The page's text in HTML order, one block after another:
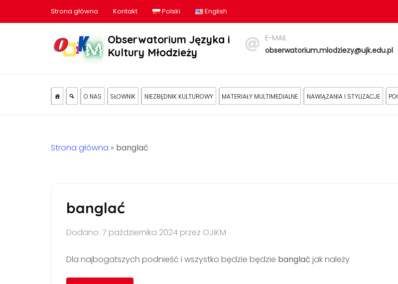
Strona główna Kontakt Polski English
Obserwatorium Języka i
Kultury Młodzieży
E-MAIL
obserwatorium.mlodziezy@ujk.edu.pl
O NAS SŁOWNIK NIEZBĘDNIK KULTUROWY MATERIAŁY MULTIMEDIALNE NAWIĄZANIA I STYLIZACJE
Strona główna » banglać
banglać
Dodano: 7 października 2024 przez OJiKM
Dla najbogatszych podnieść i wszystko będzie będzie banglać jak należy